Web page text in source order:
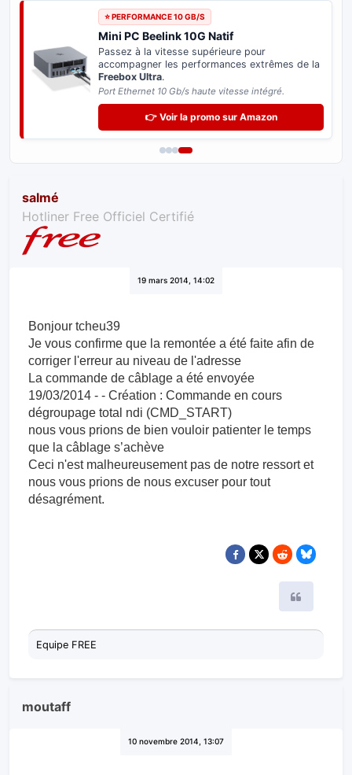
⭐ PERFORMANCE 10 GB/S
Mini PC Beelink 10G Natif
Passez à la vitesse supérieure pour
accompagner les performances extrêmes de la
Freebox Ultra.
Port Ethernet 10 Gb/s haute vitesse intégré.
👉 Voir la promo sur Amazon
salmé
Hotliner Free Officiel Certifié
19 mars 2014, 14:02
Bonjour tcheu39
Je vous confirme que la remontée a été faite afin de
corriger l'erreur au niveau de l'adresse
La commande de câblage a été envoyée
19/03/2014 - - Création : Commande en cours
dégroupage total ndi (CMD_START)
nous vous prions de bien vouloir patienter le temps
que la câblage s’achève
Ceci n'est malheureusement pas de notre ressort et
nous vous prions de nous excuser pour tout
désagrément.
Equipe FREE
moutaff
10 novembre 2014, 13:07